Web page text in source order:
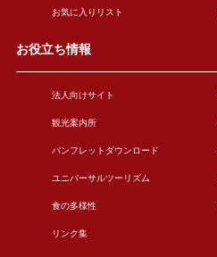
お気に入りリスト
お役立ち情報
法人向けサイト
観光案内所
パンフレットダウンロード
ユニバーサルツーリズム
食の多様性
リンク集